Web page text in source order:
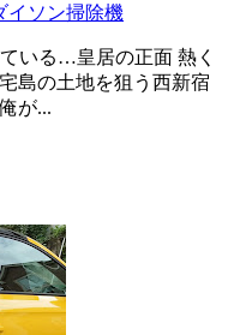
イソン掃除機
いる…皇居の正面 熱く
島の土地を狙う西新宿
が...